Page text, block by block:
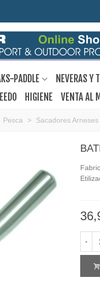
PADDLE NEVERAS Y
HIGIENE VENTA AL
Pesca > Sacadores
-